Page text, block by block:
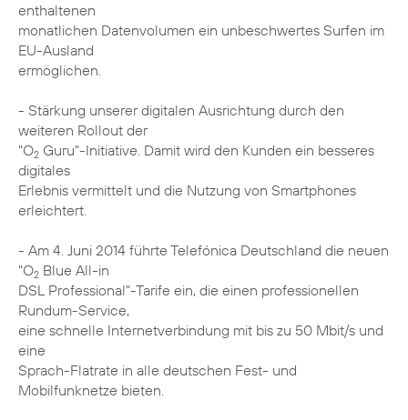
enthaltenen
monatlichen Datenvolumen ein unbeschwertes Surfen im
EU-Ausland
ermöglichen.
- Stärkung unserer digitalen Ausrichtung durch den
weiteren Rollout der
"O2 Guru"-Initiative. Damit wird den Kunden ein besseres
digitales
Erlebnis vermittelt und die Nutzung von Smartphones
erleichtert.
- Am 4. Juni 2014 führte Telefónica Deutschland die neuen
"O2 Blue All-in
DSL Professional"-Tarife ein, die einen professionellen
Rundum-Service,
eine schnelle Internetverbindung mit bis zu 50 Mbit/s und
eine
Sprach-Flatrate in alle deutschen Fest- und
Mobilfunknetze bieten.